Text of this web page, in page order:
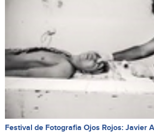
Festival de Fotografia Ojos Rojos: Javier